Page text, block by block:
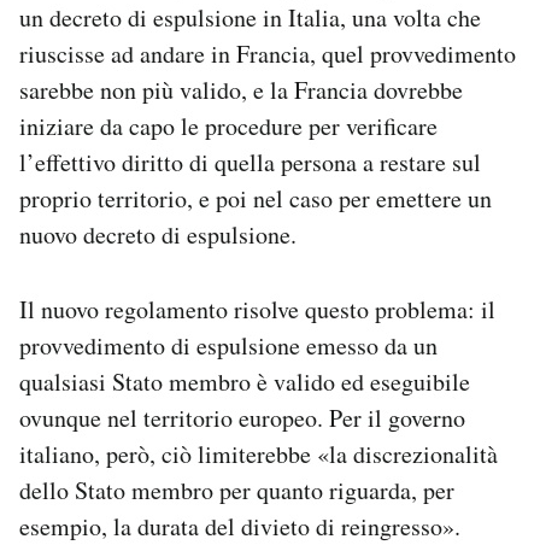
un decreto di espulsione in Italia, una volta che
riuscisse ad andare in Francia, quel provvedimento
sarebbe non più valido, e la Francia dovrebbe
iniziare da capo le procedure per verificare
l’effettivo diritto di quella persona a restare sul
proprio territorio, e poi nel caso per emettere un
nuovo decreto di espulsione.
Il nuovo regolamento risolve questo problema: il
provvedimento di espulsione emesso da un
qualsiasi Stato membro è valido ed eseguibile
ovunque nel territorio europeo. Per il governo
italiano, però, ciò limiterebbe «la discrezionalità
dello Stato membro per quanto riguarda, per
esempio, la durata del divieto di reingresso».